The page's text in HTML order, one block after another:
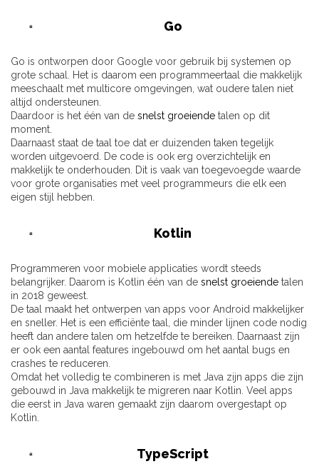
Go
Go is ontworpen door Google voor gebruik bij systemen op
grote schaal. Het is daarom een programmeertaal die makkelijk
meeschaalt met multicore omgevingen, wat oudere talen niet
altijd ondersteunen.
Daardoor is het één van de snelst groeiende talen op dit
moment.
Daarnaast staat de taal toe dat er duizenden taken tegelijk
worden uitgevoerd. De code is ook erg overzichtelijk en
makkelijk te onderhouden. Dit is vaak van toegevoegde waarde
voor grote organisaties met veel programmeurs die elk een
eigen stijl hebben.
Kotlin
Programmeren voor mobiele applicaties wordt steeds
belangrijker. Daarom is Kotlin één van de snelst groeiende talen
in 2018 geweest.
De taal maakt het ontwerpen van apps voor Android makkelijker
en sneller. Het is een efficiënte taal, die minder lijnen code nodig
heeft dan andere talen om hetzelfde te bereiken. Daarnaast zijn
er ook een aantal features ingebouwd om het aantal bugs en
crashes te reduceren.
Omdat het volledig te combineren is met Java zijn apps die zijn
gebouwd in Java makkelijk te migreren naar Kotlin. Veel apps
die eerst in Java waren gemaakt zijn daarom overgestapt op
Kotlin.
TypeScript